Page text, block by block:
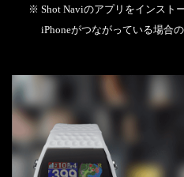
※ Shot Naviのアプリをインスト
iPhoneがつながっている場合